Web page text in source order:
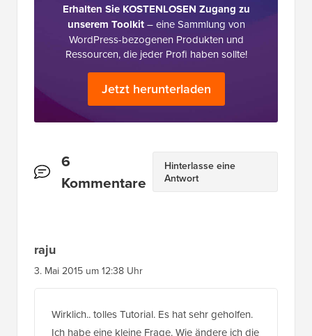
Erhalten Sie KOSTENLOSEN Zugang zu
unserem Toolkit– eine Sammlung von
WordPress-bezogenen Produkten und
Ressourcen, die jeder Profi haben sollte!
Jetzt herunterladen
Leserinteraktionen
6
Kommentare
Hinterlasse eine
Antwort
raju
3. Mai 2015 um 12:38 Uhr
Wirklich.. tolles Tutorial. Es hat sehr geholfen.
Ich habe eine kleine Frage. Wie ändere ich die